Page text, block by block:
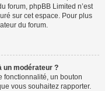
forum, phpBB Limited n’est
sur cet espace. Pour plus
du forum.
un modérateur ?
fonctionnalité, un bouton
vous souhaitez rapporter.